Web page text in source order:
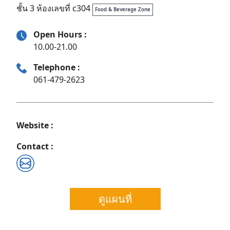
ชั้น 3 ห้องเลขที่ c304 Food & Beverage Zone
Open Hours :
10.00-21.00
Telephone :
061-479-2623
Website :
Contact :
ดูแผนที่